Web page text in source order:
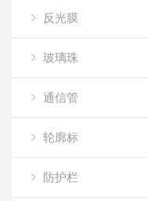
反光膜
玻璃珠
通信管
轮廓标
防护栏